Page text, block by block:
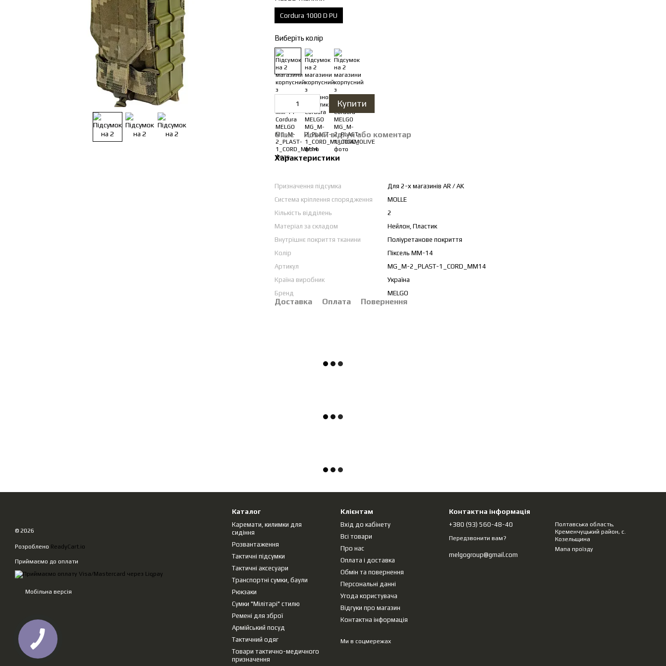
Cordura 1000 D PU
Виберіть колір
Купити
Опис Новий відгук або коментар
Характеристики
Призначення підсумка
Для 2-х магазинів AR / AK
Система кріплення спорядження
MOLLE
Кількість відділень
2
Матеріал за складом
Нейлон, Пластик
Внутрішнє покриття тканини
Поліуретанове покриття
Колір
Піксель ММ-14
Артикул
MG_M-2_PLAST-1_CORD_ММ14
Країна виробник
Україна
Бренд
MELGO
Доставка Оплата Повернення
© 2026
Розроблено ReadyCart.io
Приймаємо до оплати
Мобільна версія
Каталог
Каремати, килимки для
сидіння
Розвантаження
Тактичні підсумки
Тактичні аксесуари
Транспортні сумки, баули
Рюкзаки
Сумки "Мілітарі" стилю
Ремені для зброї
Армійський посуд
Тактичний одяг
Товари тактично-медичного
призначення
Клієнтам
Вхід до кабінету
Всі товари
Про нас
Оплата і доставка
Обмін та повернення
Персональні данні
Угода користувача
Відгуки про магазин
Контактна інформація
Ми в соцмережах
Контактна інформація
+380 (93) 560-48-40
Передзвонити вам?
melgogroup@gmail.com
Полтавська область,
Кременчуцький район, с.
Козельщина
Мапа проїзду